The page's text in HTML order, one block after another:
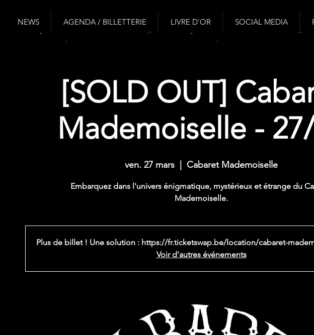
NEWS AGENDA / BILLETTERIE LIVRE D'OR SOCIAL MEDIA
[SOLD OUT]
Mademoiselle -
ven. 27 mars Cabaret Mademoiselle
Embarquez dans l'univers énigmatique, mystérieux et étrange du
Mademoiselle.
Plus de billet ! Une solution : https://fr.ticketswap.be/location/cabaret-
Voir d'autres événements